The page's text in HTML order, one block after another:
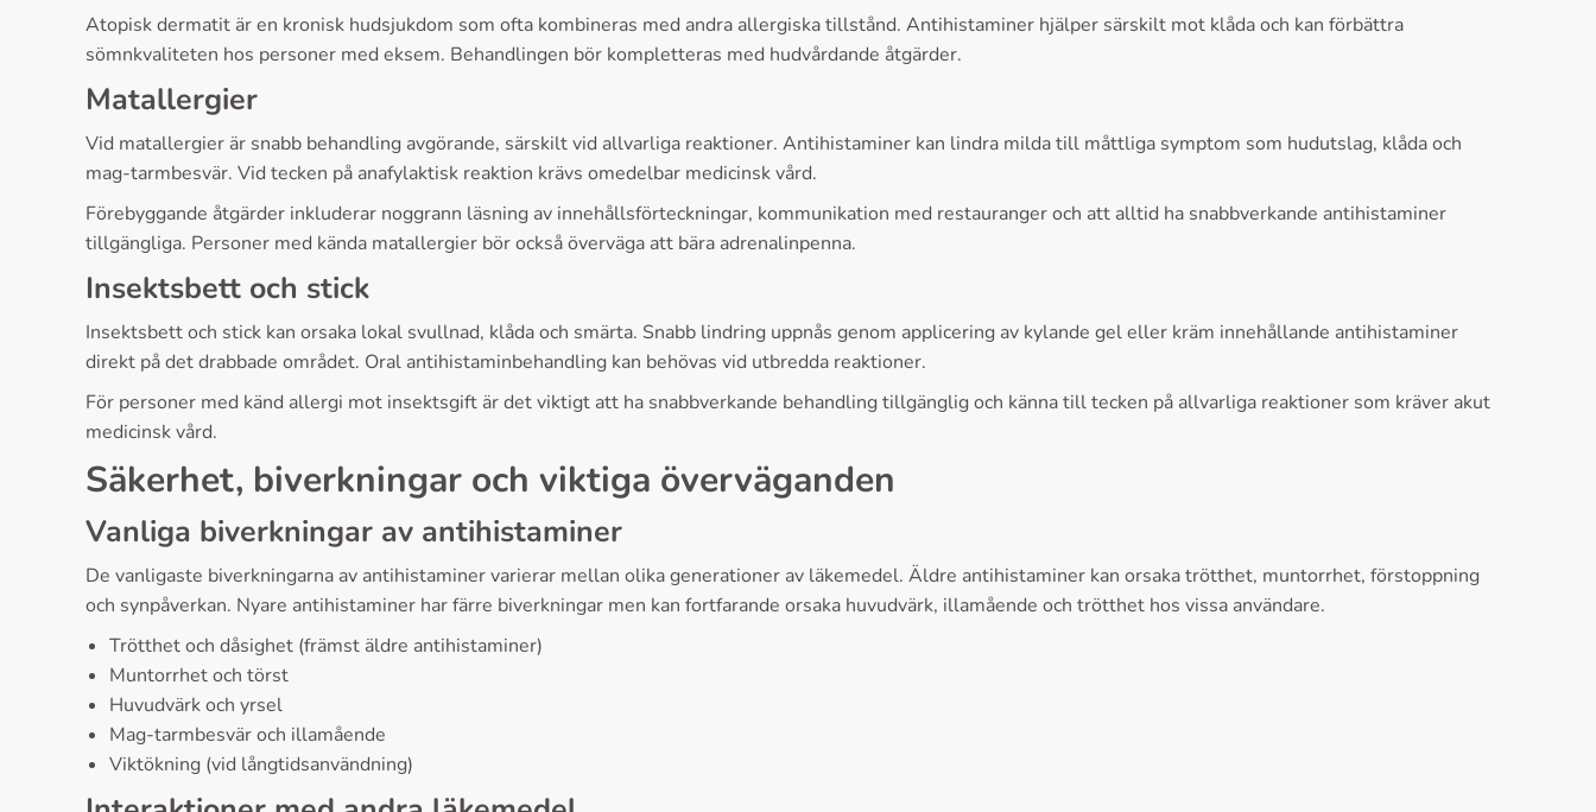
Atopisk dermatit är en kronisk hudsjukdom som ofta kombineras med andra allergiska tillstånd. Antihistaminer hjälper särskilt mot klåda och kan förbättra
sömnkvaliteten hos personer med eksem. Behandlingen bör kompletteras med hudvårdande åtgärder.
Matallergier
Vid matallergier är snabb behandling avgörande, särskilt vid allvarliga reaktioner. Antihistaminer kan lindra milda till måttliga symptom som hudutslag, klåda och
mag-tarmbesvär. Vid tecken på anafylaktisk reaktion krävs omedelbar medicinsk vård.
Förebyggande åtgärder inkluderar noggrann läsning av innehållsförteckningar, kommunikation med restauranger och att alltid ha snabbverkande antihistaminer
tillgängliga. Personer med kända matallergier bör också överväga att bära adrenalinpenna.
Insektsbett och stick
Insektsbett och stick kan orsaka lokal svullnad, klåda och smärta. Snabb lindring uppnås genom applicering av kylande gel eller kräm innehållande antihistaminer
direkt på det drabbade området. Oral antihistaminbehandling kan behövas vid utbredda reaktioner.
För personer med känd allergi mot insektsgift är det viktigt att ha snabbverkande behandling tillgänglig och känna till tecken på allvarliga reaktioner som kräver akut
medicinsk vård.
Säkerhet, biverkningar och viktiga överväganden
Vanliga biverkningar av antihistaminer
De vanligaste biverkningarna av antihistaminer varierar mellan olika generationer av läkemedel. Äldre antihistaminer kan orsaka trötthet, muntorrhet, förstoppning
och synpåverkan. Nyare antihistaminer har färre biverkningar men kan fortfarande orsaka huvudvärk, illamående och trötthet hos vissa användare.
Trötthet och dåsighet (främst äldre antihistaminer)
Muntorrhet och törst
Huvudvärk och yrsel
Mag-tarmbesvär och illamående
Viktökning (vid långtidsanvändning)